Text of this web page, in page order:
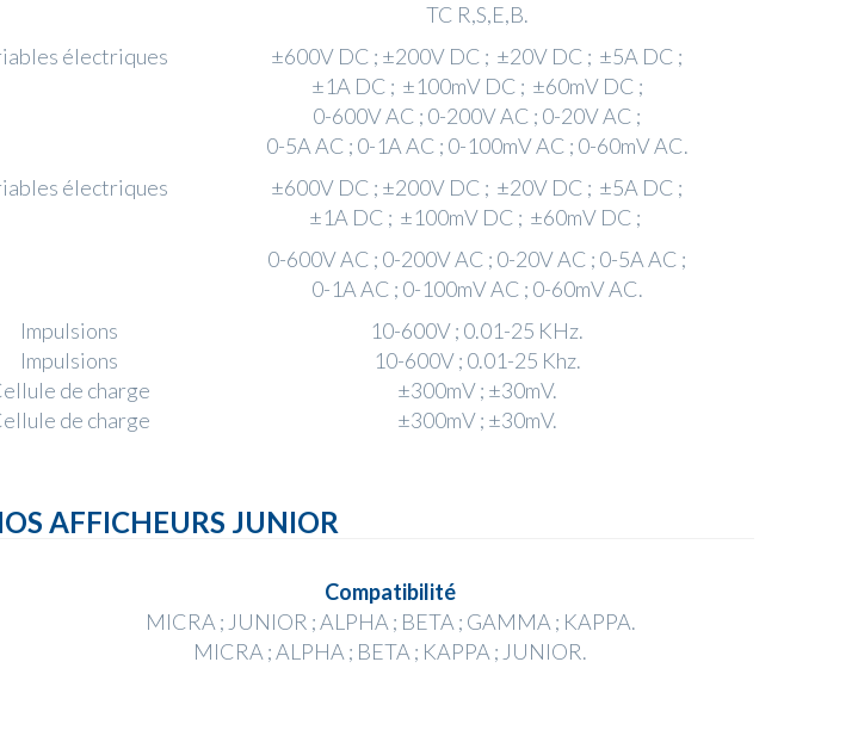
TC R,S,E,B.
électriques​
±600V DC ; ±200V DC ; ±20V DC ; ±5A DC ;
±1A DC ; ±100mV DC ; ±60mV DC ;
0-600V AC ; 0-200V AC ; 0-20V AC ;
0-5A AC ; 0-1A AC ; 0-100mV AC ; 0-60mV AC.
électriques
±600V DC ; ±200V DC ; ±20V DC ; ±5A DC ;
±1A DC ; ±100mV DC ; ±60mV DC ;
0-600V AC ; 0-200V AC ; 0-20V AC ; 0-5A AC ;
0-1A AC ; 0-100mV AC ; 0-60mV AC.
Impulsions
10-600V ; 0.01-25 KHz.
Impulsions
10-600V ; 0.01-25 Khz.
de charge
±300mV ; ±30mV.
de charge ±300mV ; ±30mV.
AFFICHEURS JUNIOR
Compatibilité
MICRA ; JUNIOR ; ALPHA ; BETA ; GAMMA ; KAPPA.
MICRA ; ALPHA ; BETA ; KAPPA ; JUNIOR.